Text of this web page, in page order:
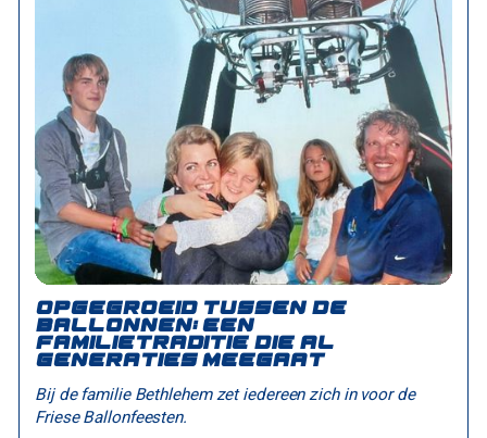
Opgegroeid tussen de
ballonnen: een
familietraditie die al
generaties meegaat
Bij de familie Bethlehem zet iedereen zich in voor de
Friese Ballonfeesten.